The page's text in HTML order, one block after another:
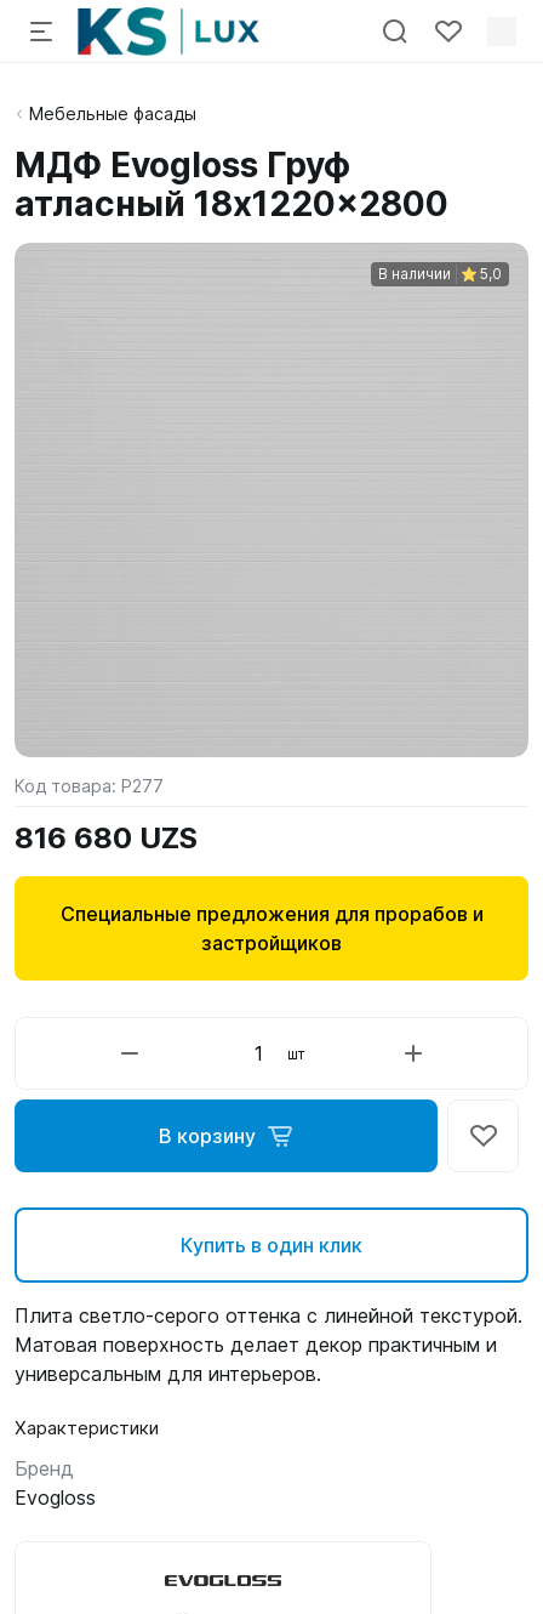
Мебельные фасады
МДФ Evogloss Груф
атласный 18x1220x2800
В наличии 5,0
Код товара: P277
816 680 UZS
Специальные предложения для прорабов и
застройщиков
шт
В корзину
Купить в один клик
Плита светло-серого оттенка с линейной текстурой.
Матовая поверхность делает декор практичным и
универсальным для интерьеров.
Характеристики
Бренд
Evogloss